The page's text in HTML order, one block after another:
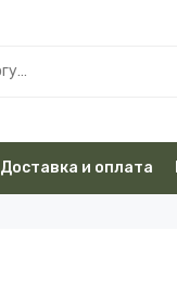
Доставка и оплата